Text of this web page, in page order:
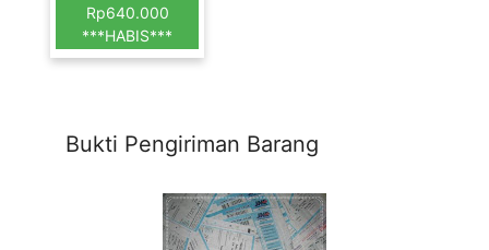
Rp640.000
***HABIS***
Bukti Pengiriman Barang